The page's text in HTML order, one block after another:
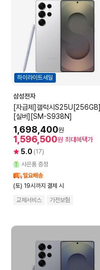
하이라이트세일
삼성전자
[자급제]갤럭시S25U[256GB]
[실버][SM-S938N]
1,698,400원
1,596,500원 최대혜택가
5.0 (17)
사은품 증정
일요배송
(토) 19시까지 결제 시
교체서비스
가전보험